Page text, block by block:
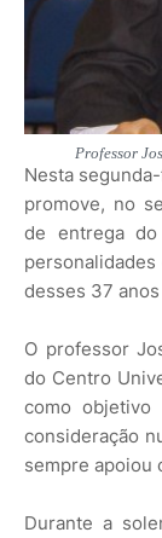
Professor
Nesta
promove, no
de entrega do
desses 37
O professor
do Centro
como objetivo
consideração
sempre apoiou
Durante a